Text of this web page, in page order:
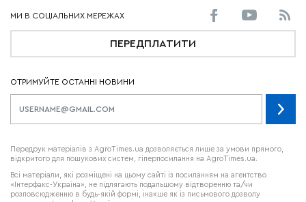
ПЕРЕДПЛАТИТИ
ОТРИМУЙТЕ ОСТАННІ НОВИНИ
Передрук матеріалів з AgroTimes.ua дозволяється лише за умови прямого,
відкритого для пошукових систем, гіперпосилання на AgroTimes.ua.
Всі матеріали, які розміщені на цьому сайті із посиланням на агентство
«Інтерфакс-Україна», не підлягають подальшому відтворенню та/чи
розповсюдженню в будь-якій формі, інакше як із письмового дозволу